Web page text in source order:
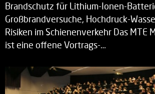
Brandschutz für Lithium-Ionen-
Großbrandversuche, Hochdruck-
Risiken im Schienenverkehr Das MTE
ist eine offene Vortrags-…